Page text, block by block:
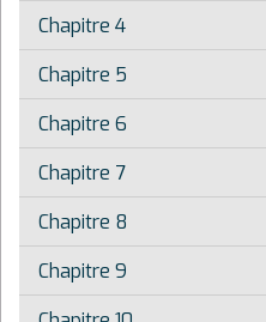
Chapitre 4
Chapitre 5
Chapitre 6
Chapitre 7
Chapitre 8
Chapitre 9